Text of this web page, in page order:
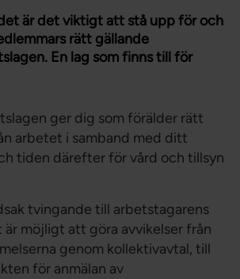
är det viktigt att stå upp för och
rätt gällande
En lag som finns till för
ger dig som förälder rätt
arbetet i samband med ditt
tiden därefter för vård och tillsyn
tvingande till arbetstagarens
möjligt att göra avvikelser från
genom kollektivavtal, till
för anmälan av